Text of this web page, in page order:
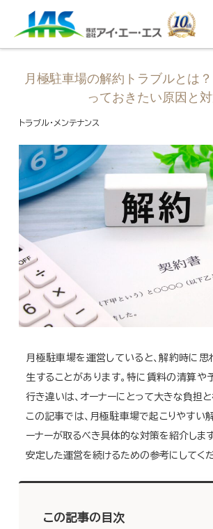
月極駐車場の解約トラブルとは
っておきたい原因と
トラブル・メンテナンス
月極駐車場を運営していると、解約時に思
生することがあります。特に賃料の清算や
行き違いは、オーナーにとって大きな負担と
この記事では、月極駐車場で起こりやすい
ーナーが取るべき具体的な対策を紹介します
安定した運営を続けるための参考にしてく
この記事の目次